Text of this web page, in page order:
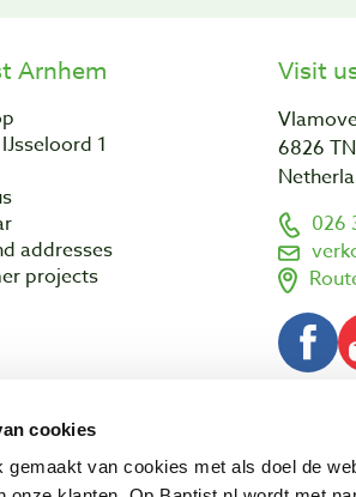
cookies
gemaakt van cookies met als doel de
Arnhem
1
addresses
projects
Visit
6826
026
2026 Baptist Arnhem BV